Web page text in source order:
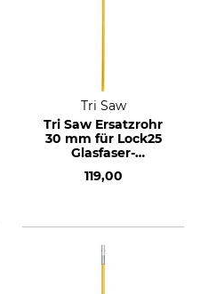
Tri Saw
Tri Saw Ersatzrohr
30 mm für Lock25
Glasfaser-
Strong
119,00